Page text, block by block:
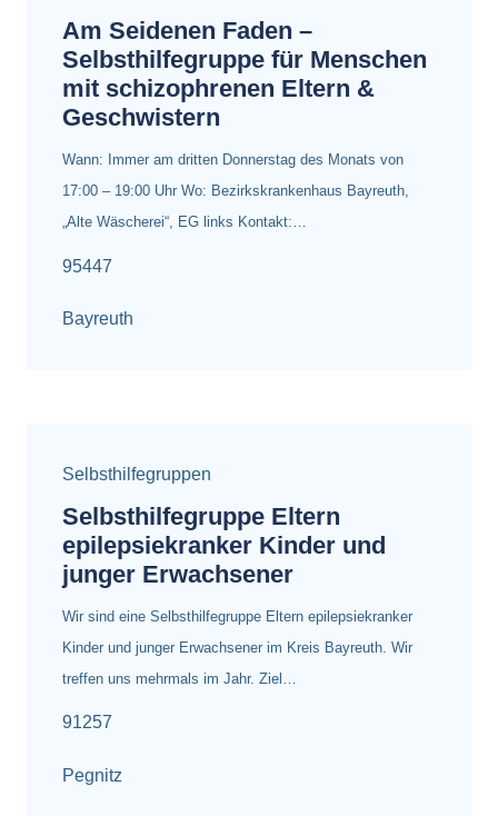
Am Seidenen Faden –
Selbsthilfegruppe für Menschen
mit schizophrenen Eltern &
Geschwistern
Wann: Immer am dritten Donnerstag des Monats von
17:00 – 19:00 Uhr Wo: Bezirkskrankenhaus Bayreuth,
„Alte Wäscherei“, EG links Kontakt:…
95447
Bayreuth
Selbsthilfegruppen
Selbsthilfegruppe Eltern
epilepsiekranker Kinder und
junger Erwachsener
Wir sind eine Selbsthilfegruppe Eltern epilepsiekranker
Kinder und junger Erwachsener im Kreis Bayreuth. Wir
treffen uns mehrmals im Jahr. Ziel…
91257
Pegnitz